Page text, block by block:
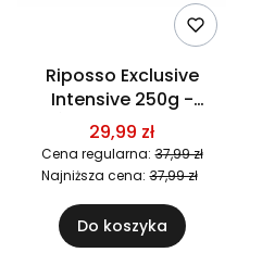
Riposso Exclusive
Intensive 250g -
ŚWIEŻO PALONA
29,99 zł
Cena regularna: 37,99 zł
Najniższa cena: 37,99 zł
Do koszyka